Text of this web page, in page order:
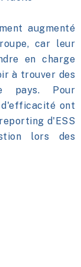
augmenté
car leur
en charge
à trouver des
pays. Pour
d'efficacité ont
d'ESS
lors des